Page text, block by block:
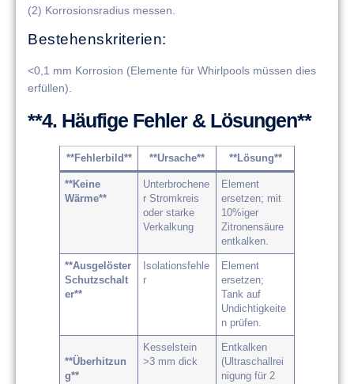
(2) Korrosionsradius messen.
​​Bestehenskriterien​​:
<0,1 mm Korrosion (Elemente für Whirlpools müssen dies
erfüllen).
**4. Häufige Fehler & Lösungen**
**Fehlerbild** **Ursache** **Lösung**
**Keine
Wärme**
Unterbrochene
r Stromkreis
oder starke
Verkalkung
Element
ersetzen; mit
10%iger
Zitronensäure
entkalken.
**Ausgelöster
Schutzschalt
er**
Isolationsfehle
r
Element
ersetzen;
Tank auf
Undichtigkeite
n prüfen.
**Überhitzun
g**
Kesselstein
>3 mm dick
Entkalken
(Ultraschallrei
nigung für 2